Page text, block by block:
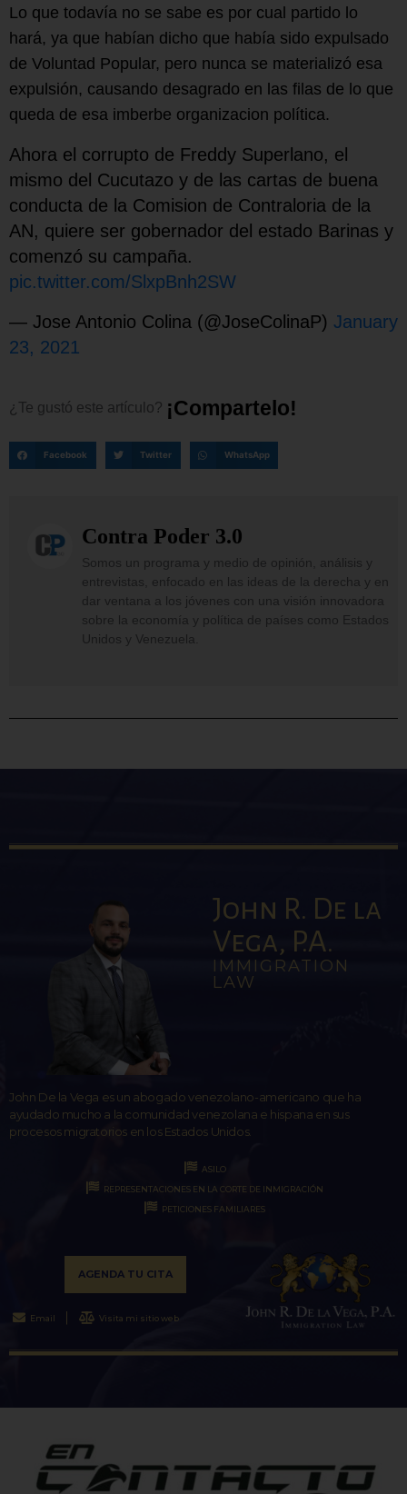
Lo que todavía no se sabe es por cual partido lo
hará, ya que habían dicho que había sido expulsado
de Voluntad Popular, pero nunca se materializó esa
expulsión, causando desagrado en las filas de lo que
queda de esa imberbe organizacion política.
Ahora el corrupto de Freddy Superlano, el
mismo del Cucutazo y de las cartas de buena
conducta de la Comision de Contraloria de la
AN, quiere ser gobernador del estado Barinas y
comenzó su campaña.
pic.twitter.com/SlxpBnh2SW
— Jose Antonio Colina (@JoseColinaP) January
23, 2021
¿Te gustó este artículo? ¡Comparte o!
Facebook Twitter WhatsApp
Contra Poder 3.0
Somos un programa y medio de opinión, análisis y
entrevistas, enfocado en las ideas de la derecha y en
dar ventana a los jóvenes con una visión innovadora
sobre la economía y política de países como Estados
Unidos y Venezuela.
John R. De la
Vega, P.A.
IMMIGRATION
LAW
John De la Vega es un abogado venezolano-americano que ha
ayudado mucho a la comunidad venezolana e hispana en sus
procesos migratorios en los Estados Unidos.
ASILO
REPRESENTACIONES EN LA CORTE DE INMIGRACIÓN
PETICIONES FAMILIARES
AGENDA TU CITA
Email Visita mi sitio web